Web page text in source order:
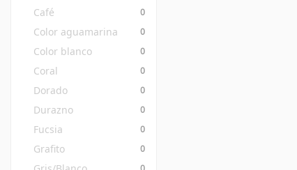
Café 0
Color aguamarina 0
Color blanco 0
Coral 0
Dorado 0
Durazno 0
Fucsia 0
Grafito 0